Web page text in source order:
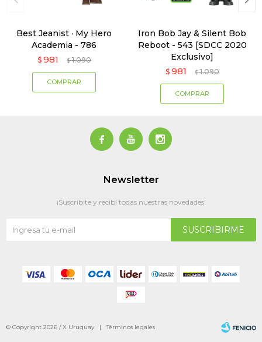
Best Jeanist · My Hero
Academia - 786
$ 981 $ 1.090
Iron Bob Jay & Silent Bob
Reboot - 543 [SDCC 2020
Exclusivo]
$ 981 $ 1.090
  
Newsletter
¡Suscribite y recibí todas nuestras novedades!
SUSCRIBIRME
© Copyright 2026 / X Uruguay |Términos legales